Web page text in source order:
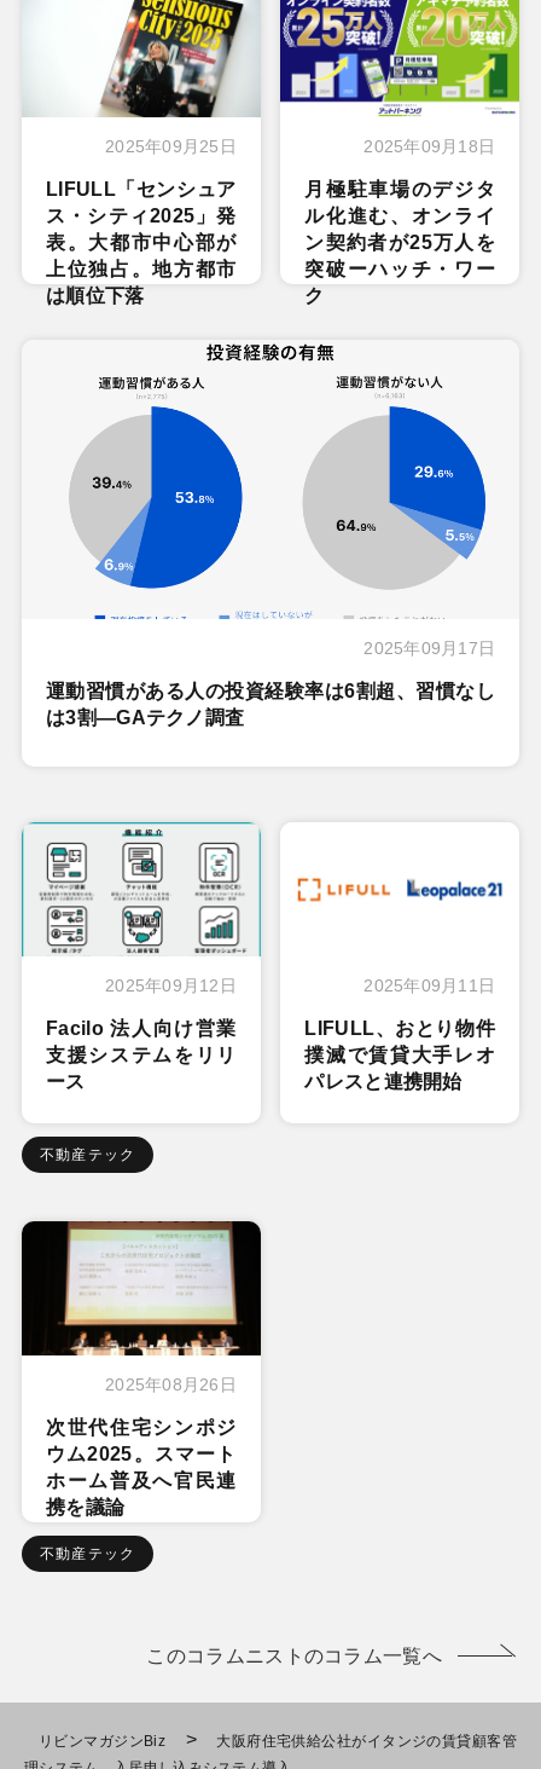
2025年09月25日
LIFULL「センシュア
ス・シティ2025」発
表。大都市中心部が
上位独占。地方都市
は順位下落
2025年09月18日
月極駐車場のデジタ
ル化進む、オンライ
ン契約者が25万人を
突破ーハッチ・ワー
ク
2025年09月17日
運動習慣がある人の投資経験率は6割超、習慣なし
は3割―GAテクノ調査
2025年09月12日
Facilo 法人向け営業
支援システムをリリ
ース
不動産テック
2025年09月11日
LIFULL、おとり物件
撲滅で賃貸大手レオ
パレスと連携開始
2025年08月26日
次世代住宅シンポジ
ウム2025。スマート
ホーム普及へ官民連
携を議論
不動産テック
このコラムニストのコラム一覧へ
リビンマガジンBiz >
大阪府住宅供給公社がイタンジの賃貸顧客管